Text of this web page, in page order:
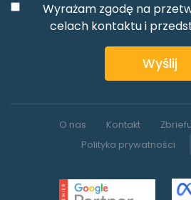
Wyrażam zgodę na
celach kontaktu i
Wyślij
O nas Kontakt
Polityka prywatności